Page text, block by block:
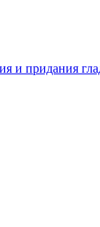
и придания